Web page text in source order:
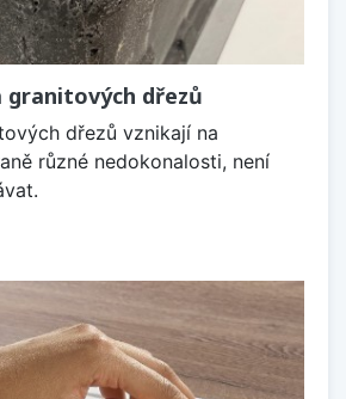
granitových dřezů
dřezů vznikají na
různé nedokonalosti, není